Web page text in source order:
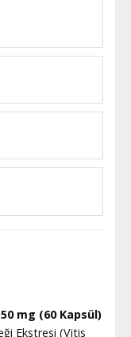
mg (60 Kapsül)
Ekstresi (Vitis